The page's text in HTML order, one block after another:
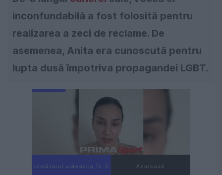
inconfundabilă a fost folosită pentru
realizarea a zeci de reclame. De
asemenea, Anita era cunoscută pentru
lupta dusă împotriva propagandei LGBT.
Următorul videoclip în 4 Anulează